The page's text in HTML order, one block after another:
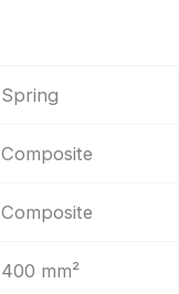
Spring
Composite
Composite
400 mm²